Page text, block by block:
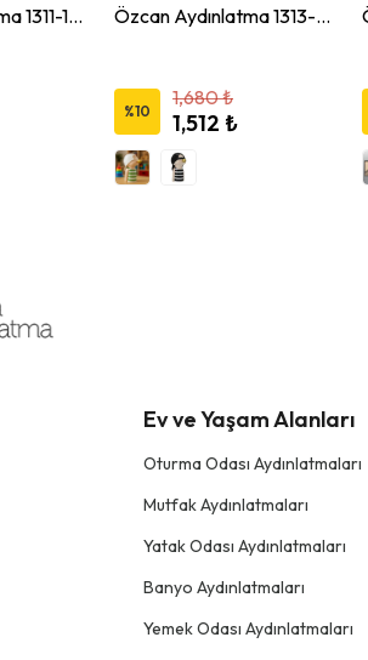
Özcan Aydınlatma 1311-1 Natural Led Aydınlatma Biblo 43 cm
Özcan Aydınlatma 1313-2 Nino Çocuk Biblo 26 cm
%10
1,680 ₺
1,512 ₺
Ev ve Yaşam Alanları
Oturma Odası Aydınlatmaları
Mutfak Aydınlatmaları
Yatak Odası Aydınlatmaları
Banyo Aydınlatmaları
Yemek Odası Aydınlatmaları